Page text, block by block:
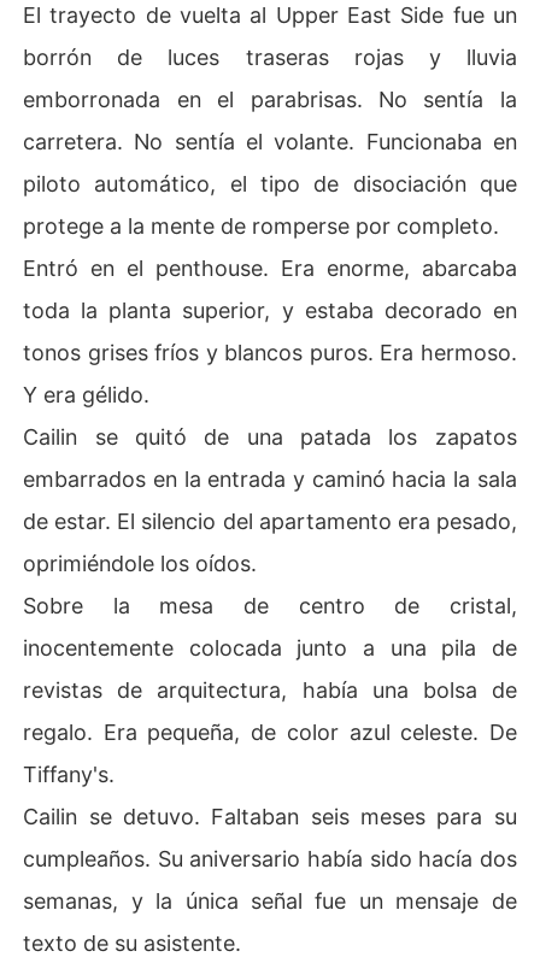
El trayecto de vuelta al Upper East Side fue un
borrón de luces traseras rojas y lluvia
emborronada en el parabrisas. No sentía la
carretera. No sentía el volante. Funcionaba en
piloto automático, el tipo de disociación que
protege a la mente de romperse por completo.
Entró en el penthouse. Era enorme, abarcaba
toda la planta superior, y estaba decorado en
tonos grises fríos y blancos puros. Era hermoso.
Y era gélido.
Cailin se quitó de una patada los zapatos
embarrados en la entrada y caminó hacia la sala
de estar. El silencio del apartamento era pesado,
oprimiéndole los oídos.
Sobre la mesa de centro de cristal,
inocentemente colocada junto a una pila de
revistas de arquitectura, había una bolsa de
regalo. Era pequeña, de color azul celeste. De
Tiffany's.
Cailin se detuvo. Faltaban seis meses para su
cumpleaños. Su aniversario había sido hacía dos
semanas, y la única señal fue un mensaje de
texto de su asistente.